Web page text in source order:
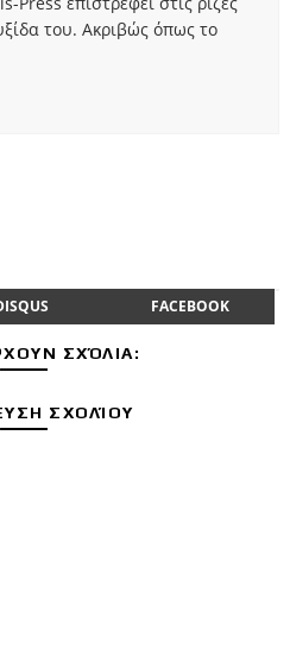
του. Ακριβώς όπως το
FACEBOOK
ΣΧΌΛΙΑ:
ΣΧΟΛΊΟΥ